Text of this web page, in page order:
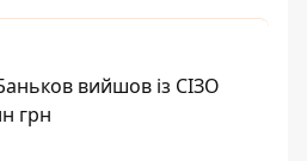
вийшов із СІЗО
грн